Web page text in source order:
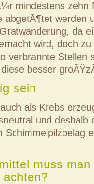
mindestens zehn
abgetÃ¶tet werden
da
wird, doch
verbrannte Stellen
besser
sein
als Krebs
und deshalb
Schimmelpilzbelag
muss man
achten?